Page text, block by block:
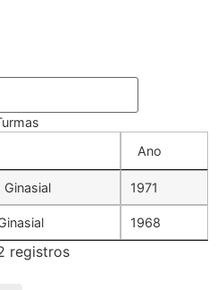
Ano
Ginasial 1971
1968
registros